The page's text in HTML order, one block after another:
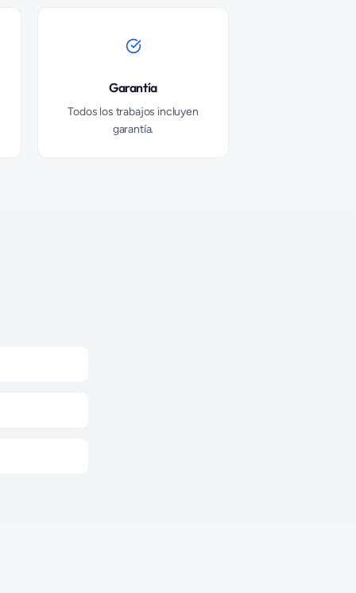
Garantía
Todos los trabajos incluyen
garantía.